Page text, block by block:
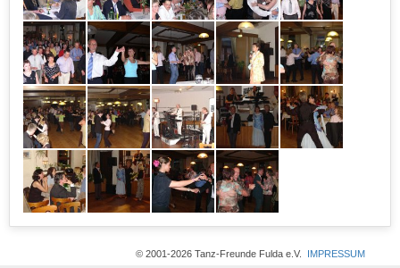
© 2001-2026 Tanz-Freunde Fulda e.V. IMPRESSUM